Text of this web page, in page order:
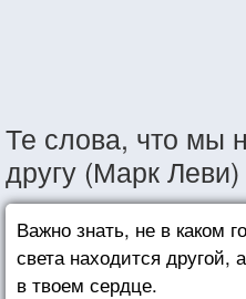
Те слова, что мы
другу (Марк Леви)
Важно знать, не в каком
света находится другой,
в твоем сердце.